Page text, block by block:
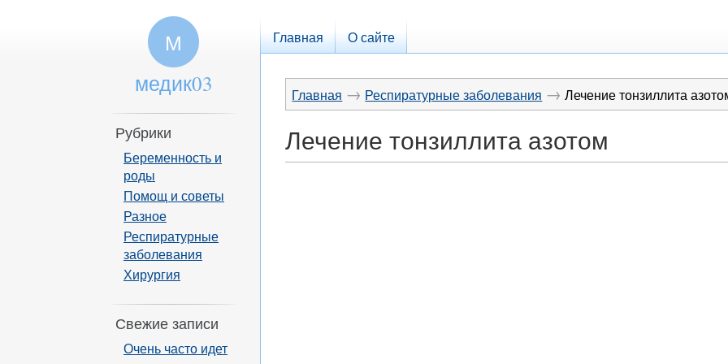
Главная О сайте
Главная → Респиратурные заболевания → Лечение тонзиллита
Лечение тонзиллита азотом
М
медик03
Рубрики
Беременность и
роды
Помощ и советы
Разное
Респиратурные
заболевания
Хирургия
Свежие записи
Очень часто идет